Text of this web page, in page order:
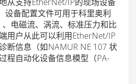
设备配置文件可用于科里奥利
电磁流、涡流、标准压力和比
用户从此可以利用EtherNet/IP
断信息（如NAMUR NE 107 状
程自动化设备信息模型（PA-